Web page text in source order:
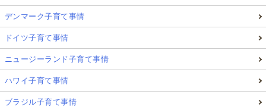
デンマーク子育て事情
ドイツ子育て事情
ニュージーランド子育て事情
ハワイ子育て事情
ブラジル子育て事情